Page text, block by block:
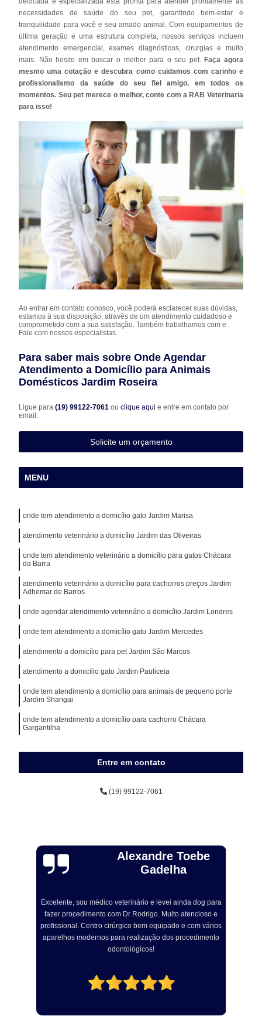
necessidades de saúde do seu pet, garantindo bem-estar e
tranquilidade para você e seu amado animal. Com equipamentos de
última geração e uma estrutura completa, nossos serviços incluem
atendimento emergencial, exames diagnósticos, cirurgias e muito
mais. Não hesite em buscar o melhor para o seu pet.Faça agora
mesmo uma cotação e descubra como cuidamos com carinho e
profissionalismo da saúde do seu fiel amigo, em todos os
momentos. Seu pet merece o melhor, conte com a RAB Veterinaria
para isso!
Ao entrar em contato conosco, você poderá esclarecer suas dúvidas,
estamos à sua disposição, através de um atendimento cuidadoso e
comprometido com a sua satisfação. Também trabalhamos com e .
Fale com nossos especialistas.
Para saber mais sobre Onde Agendar
Atendimento a Domicílio para Animais
Domésticos Jardim Roseira
Ligue para(19) 99122-7061ouclique aqui e entre em contato por
email.
Solicite um orçamento
MENU
onde tem atendimento a domicílio gato Jardim Marisa
atendimento veterinário a domicílio Jardim das Oliveiras
onde tem atendimento veterinário a domicílio para gatos Chácara
da Barra
atendimento veterinário a domicílio para cachorros preços Jardim
Adhemar de Barros
onde agendar atendimento veterinário a domicílio Jardim Londres
onde tem atendimento a domicílio gato Jardim Mercedes
atendimento a domicílio para pet Jardim São Marcos
atendimento a domicílio gato Jardim Pauliceia
onde tem atendimento a domicílio para animais de pequeno porte
Jardim Shangai
onde tem atendimento a domicílio para cachorro Chácara
Gargantilha
Entre em contato
(19) 99122-7061
Alexandre Toebe
Gadelha
Excelente, sou médico veterinário e levei ainda dog para
fazer procedimento com Dr Rodrigo. Muito atencioso e
profissional. Centro cirúrgico bem equipado e com vários
aparelhos modernos para realização dos procedimento
odontológicos!